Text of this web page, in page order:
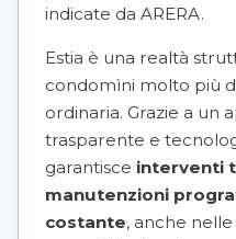
indicate da ARERA.
Estia è una realtà
condomìni molto più
ordinaria. Grazie a un
trasparente e
garantisce interventi
manutenzioni
costante, anche